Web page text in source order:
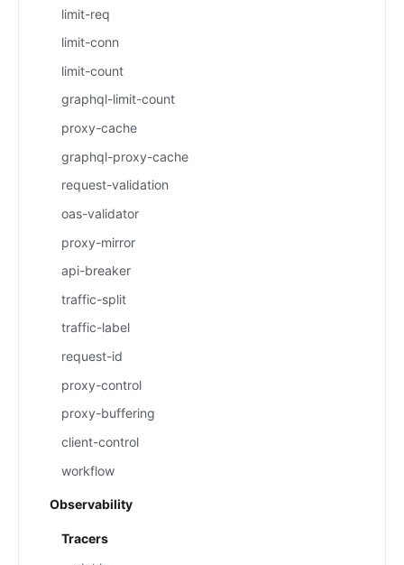
limit-req
limit-conn
limit-count
graphql-limit-count
proxy-cache
graphql-proxy-cache
request-validation
oas-validator
proxy-mirror
api-breaker
traffic-split
traffic-label
request-id
proxy-control
proxy-buffering
client-control
workflow
Observability
Tracers